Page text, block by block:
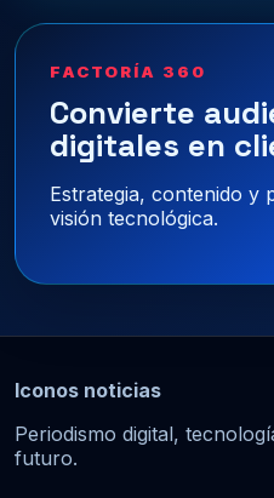
FACTORÍA 360
Convierte
digitales en
Estrategia, contenido y
visión tecnológica.
Iconos noticias
Periodismo digital,
futuro.